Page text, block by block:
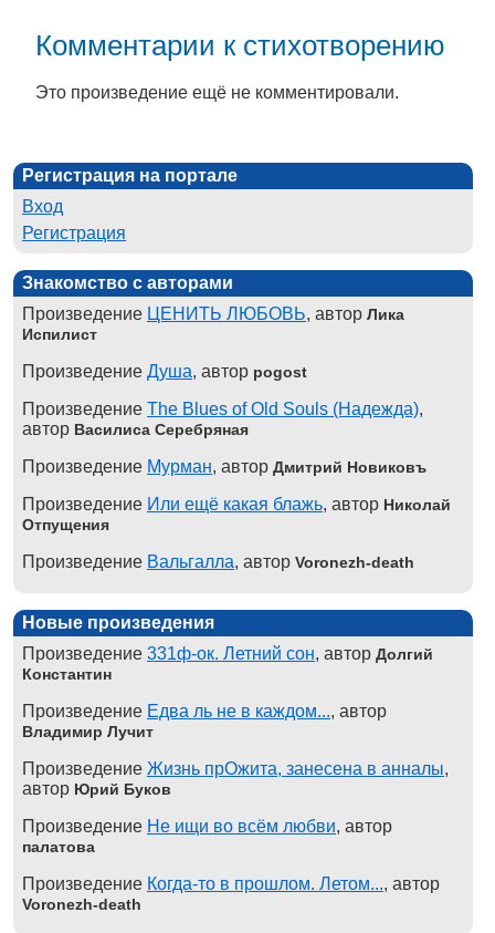
Комментарии к стихотворению
Это произведение ещё не комментировали.
Регистрация на портале
Вход
Регистрация
Знакомство с авторами
Произведение ЦЕНИТЬ ЛЮБОВЬ, автор Лика
Испилист
Произведение Душа, автор pogost
Произведение The Blues of Old Souls (Надежда),
автор Василиса Серебряная
Произведение Мурман, автор Дмитрий Новиковъ
Произведение Или ещё какая блажь, автор Николай
Отпущения
Произведение Вальгалла, автор Voronezh-death
Новые произведения
Произведение 331ф-ок. Летний сон, автор Долгий
Константин
Произведение Едва ль не в каждом..., автор
Владимир Лучит
Произведение Жизнь прОжита, занесена в анналы,
автор Юрий Буков
Произведение Не ищи во всём любви, автор
палатова
Произведение Когда-то в прошлом. Летом..., автор
Voronezh-death